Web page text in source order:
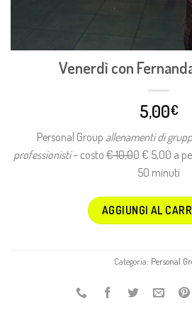
Venerdì con
5,00€
Personal Group allenamenti di
professionisti– costo€ 10,00 € 5,00 a
50 minuti
AGGIUNGI AL
Categoria: Personal